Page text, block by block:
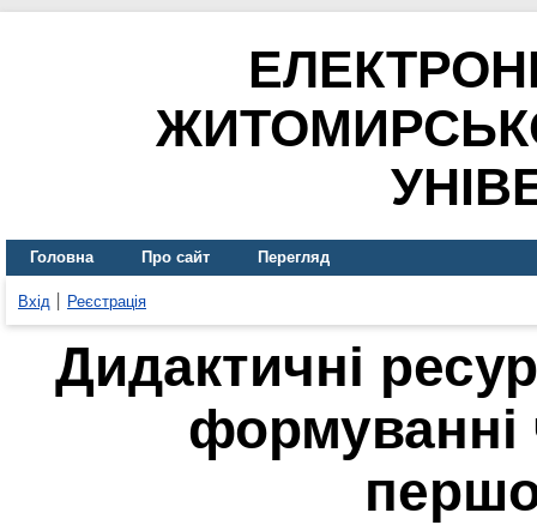
Головна Про сайт Перегляд
Вхід Реєстрація
Дидактичні
формуванні